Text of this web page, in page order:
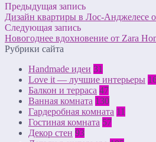
Предыдущая запись
Дизайн квартиры в Лос-Анджелесе
Следующая запись
Новогоднее вдохновение от Zara
Рубрики сайта
Handmade идеи 31
Love it — лучшие интерьеры
Балкон и терраса 47
Ванная комната 130
Гардеробная комната 11
Гостиная комната 57
Декор стен 93